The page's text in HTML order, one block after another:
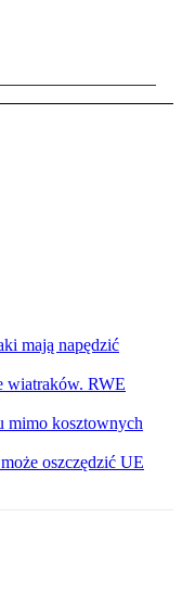
mają napędzić
wiatraków. RWE
mimo kosztownych
oszczędzić UE